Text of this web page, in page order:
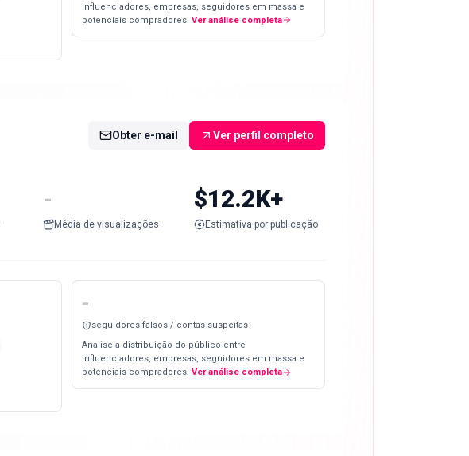
influenciadores, empresas, seguidores em massa e
potenciais compradores. Ver análise completa
Obter e-mail Ver perfil completo
-
Média de visualizações
$12.2K+
Estimativa por publicação
-
seguidores falsos / contas suspeitas
Analise a distribuição do público entre
influenciadores, empresas, seguidores em massa e
potenciais compradores. Ver análise completa